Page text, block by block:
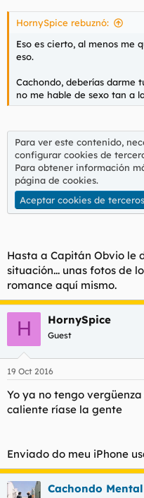
HornySpice rebuznó:
Eso es cierto, al menos me
eso.
Cachondo, deberías darme
no me hable de sexo tan a
Para ver este contenido,
configurar cookies de
Para obtener información
página de cookies.
Aceptar cookies de terceros
Hasta a Capitán Obvio le
situación... unas fotos de
romance aquí mismo.
H HornySpice
Guest
19 Oct 2016
Yo ya no tengo
caliente ríase la gente
Enviado do meu iPhone
Cachondo Mental